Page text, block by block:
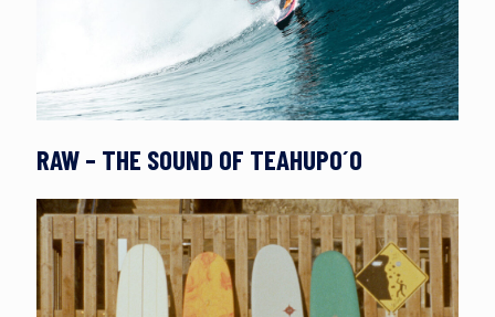
RAW – THE SOUND OF TEAHUPO´O